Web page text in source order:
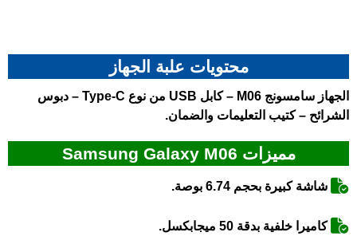
محتويات علبة الجهاز
الجهاز سامسونج M06 – كابل USB من نوع Type-C – دبوس
الشرائح – كتيب التعليمات والضمان.
مميزات Samsung Galaxy M06
شاشة كبيرة بحجم 6.74 بوصة.
كاميرا خلفية بدقة 50 ميجابكسل.